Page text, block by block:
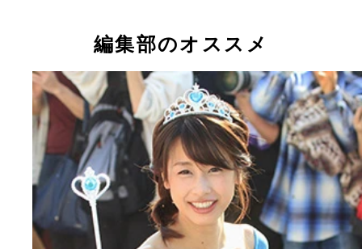
手企業のＣＭに出演したり、エッセイ本を出版し
編集部のオススメ